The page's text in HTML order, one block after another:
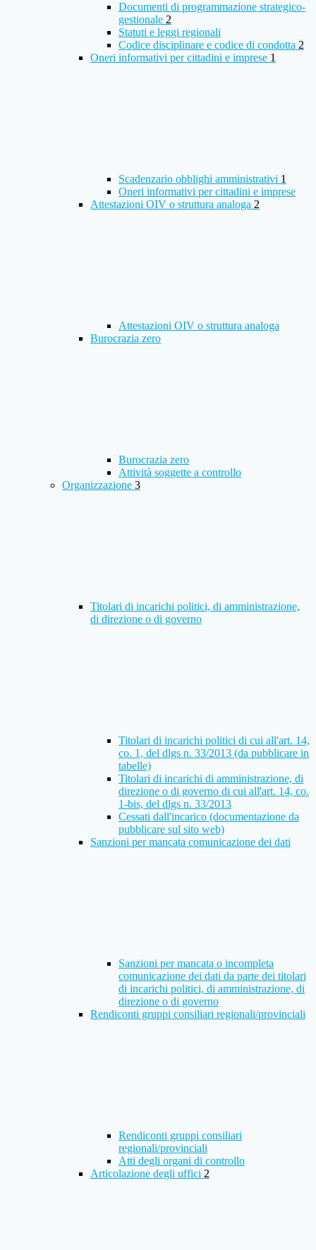
Documenti di programmazione strategico-
gestionale 2
Statuti e leggi regionali
Codice disciplinare e codice di condotta 2
Oneri informativi per cittadini e imprese 1
Scadenzario obblighi amministrativi 1
Oneri informativi per cittadini e imprese
Attestazioni OIV o struttura analoga 2
Attestazioni OIV o struttura analoga
Burocrazia zero
Burocrazia zero
Attività soggette a controllo
Organizzazione 3
Titolari di incarichi politici, di amministrazione,
di direzione o di governo
Titolari di incarichi politici di cui all'art. 14,
co. 1, del dlgs n. 33/2013 (da pubblicare in
tabelle)
Titolari di incarichi di amministrazione, di
direzione o di governo di cui all'art. 14, co.
1-bis, del dlgs n. 33/2013
Cessati dall'incarico (documentazione da
pubblicare sul sito web)
Sanzioni per mancata comunicazione dei dati
Sanzioni per mancata o incompleta
comunicazione dei dati da parte dei titolari
di incarichi politici, di amministrazione, di
direzione o di governo
Rendiconti gruppi consiliari regionali/provinciali
Rendiconti gruppi consiliari
regionali/provinciali
Atti degli organi di controllo
Articolazione degli uffici 2